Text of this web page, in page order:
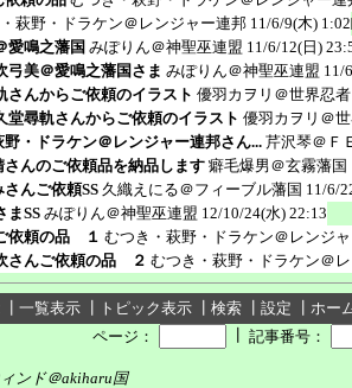
萩野・ドラケン＠レンジャー連邦 11/6/9(木) 1:02
愛鳴之藩国 みぽりん＠神聖巫連盟 11/6/12(日)
弓美＠愛鳴之藩国さま みぽりん＠神聖巫連盟 11/
んからご依頼のイラスト 優羽カヲリ＠世界忍
尋軌さんからご依頼のイラスト 優羽カヲリ＠
野・ドラケン＠レンジャー連邦さん... 芹沢琴＠Ｆ
んのご依頼品を納品します 癖毛爆男＠玄霧藩国
んご依頼SS 久織えにる＠フィーブル藩国 11/6/
まSSみぽりん＠神聖巫連盟 12/10/24(水) 22:13
依頼の品 １ むつき・萩野・ドラケン＠レンジ
さんご依頼の品 ２ むつき・萩野・ドラケン＠
一覧表示 トピック表示 検索 設定
ホー
ページ：
記事番号：
ンド＠akiharu国